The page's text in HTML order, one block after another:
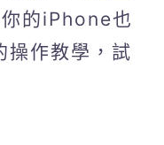
的iPhone也
操作教學，試